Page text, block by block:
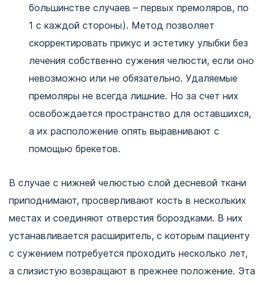
большинстве случаев – первых премоляров, по
1 с каждой стороны). Метод позволяет
скорректировать прикус и эстетику улыбки без
лечения собственно сужения челюсти, если оно
невозможно или не обязательно. Удаляемые
премоляры не всегда лишние. Но за счет них
освобождается пространство для оставшихся,
а их расположение опять выравнивают с
помощью брекетов.
В случае с нижней челюстью слой десневой ткани
приподнимают, просверливают кость в нескольких
местах и соединяют отверстия бороздками. В них
устанавливается расширитель, с которым пациенту
с сужением потребуется проходить несколько лет,
а слизистую возвращают в прежнее положение. Эта